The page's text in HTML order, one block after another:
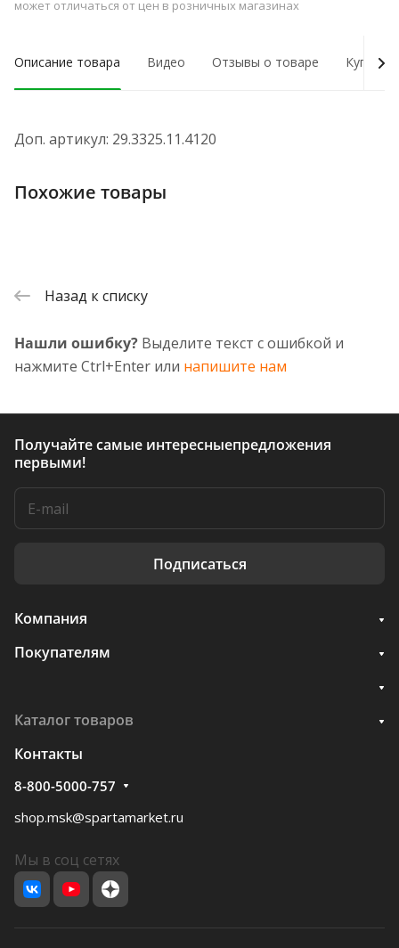
может отличаться от цен в розничных магазинах
Описание товара Видео Отзывы о товаре Купить
Доп. артикул: 29.3325.11.4120
Похожие товары
Назад к списку
Нашли ошибку? Выделите текст с ошибкой и
нажмите Ctrl+Enter или напишите нам
Получайте самые интересныепредложения
первыми!
Подписаться
Компания
Покупателям
Каталог товаров
Контакты
8-800-5000-757
shop.msk@spartamarket.ru
Мы в соц сетях